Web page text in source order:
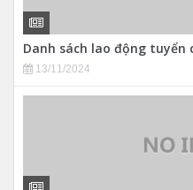
Danh sách lao động tuyển
13/11/2024